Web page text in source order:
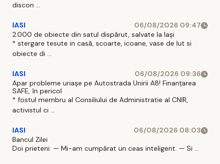
discon ...
IASI
06/08/2026 09:47
2.000 de obiecte din satul dispărut, salvate la Iași
* stergare tesute in casă, scoarte, icoane, vase de lut si
obiecte di ...
IASI
06/08/2026 09:36
Apar probleme uriașe pe Autostrada Unirii A8! Finanțarea
SAFE, în pericol
* fostul membru al Consiliului de Administratie al CNIR,
activistul ci ...
IASI
06/08/2026 08:03
Bancul Zilei
Doi prieteni: — Mi-am cumpărat un ceas inteligent. — Si ...